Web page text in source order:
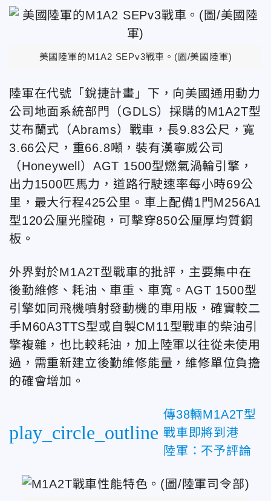
美國陸軍的M1A2 SEPv3戰車。(圖/美國陸軍)
陸軍在代號「銳捷計畫」下，向美國通用動力
公司地面系統部門（GDLS）採購的M1A2T型
艾布蘭式（Abrams）戰車，長9.83公尺，寬
3.66公尺，重66.8噸，裝有漢寧威公司
（Honeywell）AGT 1500型燃氣渦輪引擎，
出力1500匹馬力，道路行駛速率每小時69公
里，最大行程425公里。車上配備1門M256A1
型120公厘光膛砲，可擊穿850公厘厚均質鋼
板。
外界對於M1A2T型戰車的批評，主要集中在
後勤維修、耗油、車重、車寬。AGT 1500型
引擎如同飛機噴射發動機的車用版，確實較二
手M60A3TTS型或自製CM11型戰車的柴油引
擎複雜，也比較耗油，加上陸軍以往從未使用
過，需重新建立後勤維修能量，維修單位負擔
的確會增加。
play_circle_outline
傳38輛M1A2T型
戰車即將到港
陸軍：不予評論